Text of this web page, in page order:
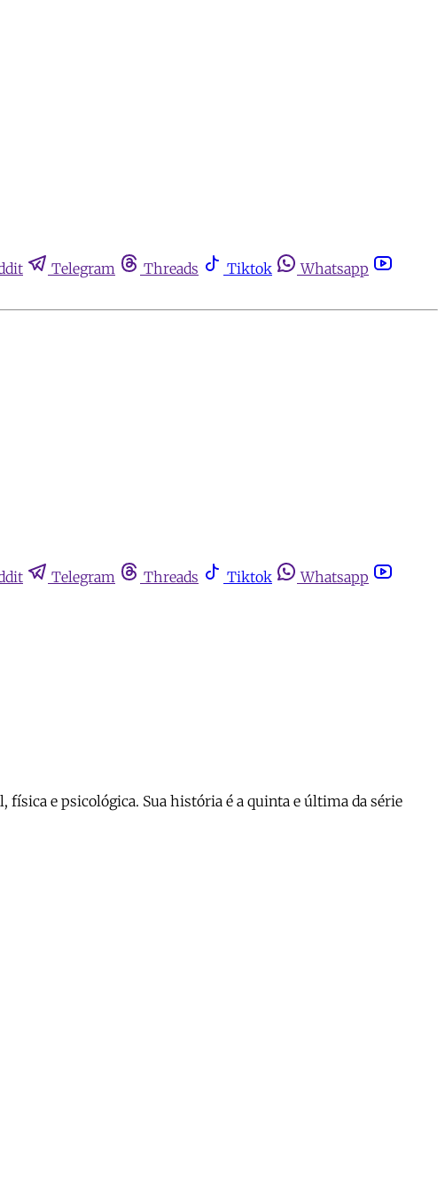
Telegram Threads Tiktok
Whatsapp
Telegram Threads Tiktok
Whatsapp
física e psicológica. Sua história é a quinta e última da série